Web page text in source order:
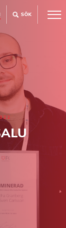
SÖK